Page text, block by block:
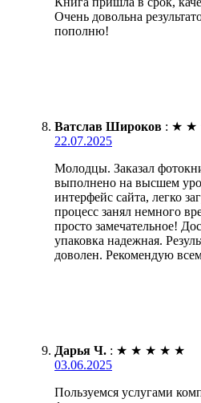
Очень довольна
пополню!
Ватслав Широков : ★ ★
22.07.2025
Молодцы. Заказал
выполнено на высшем
интерфейс сайта, легко
процесс занял немного
просто замечательное!
упаковка надежная.
доволен. Рекомендую
Дарья Ч. : ★ ★ ★ ★ ★
03.06.2025
Пользуемся услугами